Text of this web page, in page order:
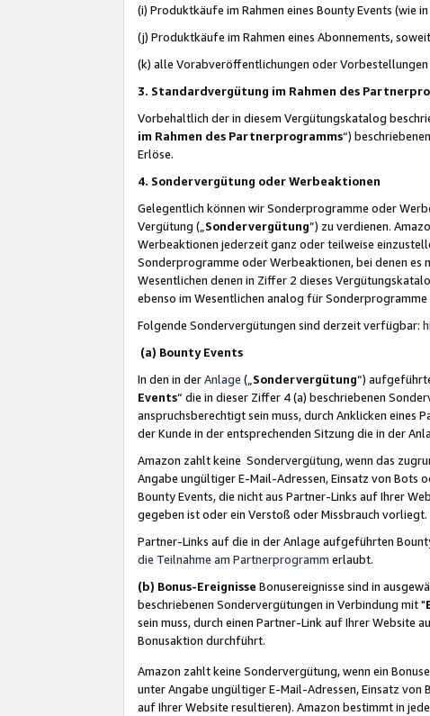
(i) Produktkäufe im Rahmen eines Bounty Events
(j) Produktkäufe im Rahmen eines Abonnements,
(k) alle Vorabveröffentlichungen oder
3. Standardvergütung im Rahmen des
Vorbehaltlich der in diesem Vergütungskatalog
im Rahmen des Partnerprogramms“)
Erlöse.
4. Sondervergütung oder Werbeaktionen
Gelegentlich können wir Sonderprogramme oder
Vergütung („ Sondervergütung”) zu verdienen.
Werbeaktionen jederzeit ganz oder teilweise
Sonderprogramme oder Werbeaktionen, bei denen
Wesentlichen denen in Ziffer 2 dieses
ebenso im Wesentlichen analog für
Folgende Sondervergütungen sind derzeit verfügbar:
(a) Bounty Events
In den in derAnlage („ Sondervergütung“)
Events“ die in dieser Ziffer 4 (a) beschriebenen
anspruchsberechtigt sein muss, durch Anklicken
der Kunde in der entsprechenden Sitzung die in der
Amazon zahlt keine Sondervergütung, wenn das
Angabe ungültiger E-Mail-Adressen, Einsatz von Bots
Bounty Events, die nicht aus Partner-Links auf Ihrer
gegeben ist oder ein Verstoß oder Missbrauch vorliegt.
Partner-Links auf die in der Anlage aufgeführten
die Teilnahme am Partnerprogramm erlaubt.
(b) Bonus-Ereignisse Bonusereignisse sind in
beschriebenen Sondervergütungen in Verbindung mit "
sein muss, durch einen Partner-Link auf Ihrer Website
Bonusaktion durchführt.
Amazon zahlt keine Sondervergütung, wenn ein
unter Angabe ungültiger E-Mail-Adressen, Einsatz von
auf Ihrer Website resultieren). Amazon bestimmt in